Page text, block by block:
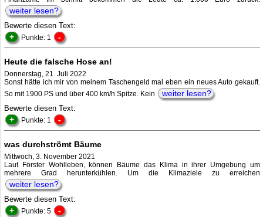
weiter lesen?
Bewerte diesen Text:
+ Punkte: 1 -
Heute die falsche Hose an!
Donnerstag, 21. Juli 2022
Sonst hätte ich mir von meinem Taschengeld mal eben ein neues Auto gekauft.
So mit 1900 PS und über 400 km/h Spitze. Kein
weiter lesen?
Bewerte diesen Text:
+ Punkte: 1 -
was durchströmt Bäume
Mittwoch, 3. November 2021
Laut Förster Wohlleben, können Bäume das Klima in ihrer Umgebung um
mehrere Grad herunterkühlen. Um die Klimaziele zu erreichen
weiter lesen?
Bewerte diesen Text:
+ Punkte: 5 -